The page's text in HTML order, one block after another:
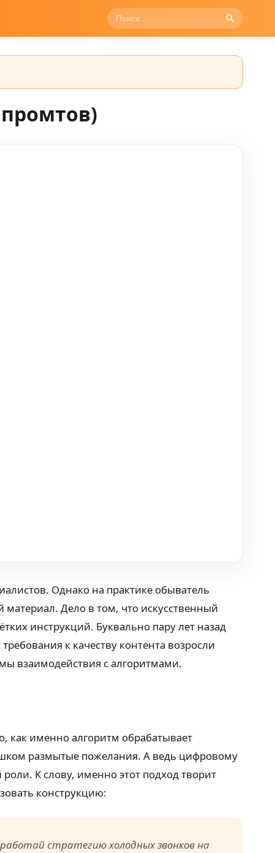
Однако на практике обыватель
Дело в том, что искусственный
инструкций. Буквально пару лет назад
к качеству контента возросли
взаимодействия с алгоритмами.
как именно алгоритм обрабатывает
размытые пожелания. А ведь цифровому
К слову, именно этот подход творит
конструкцию:
стратегию холодных звонков на